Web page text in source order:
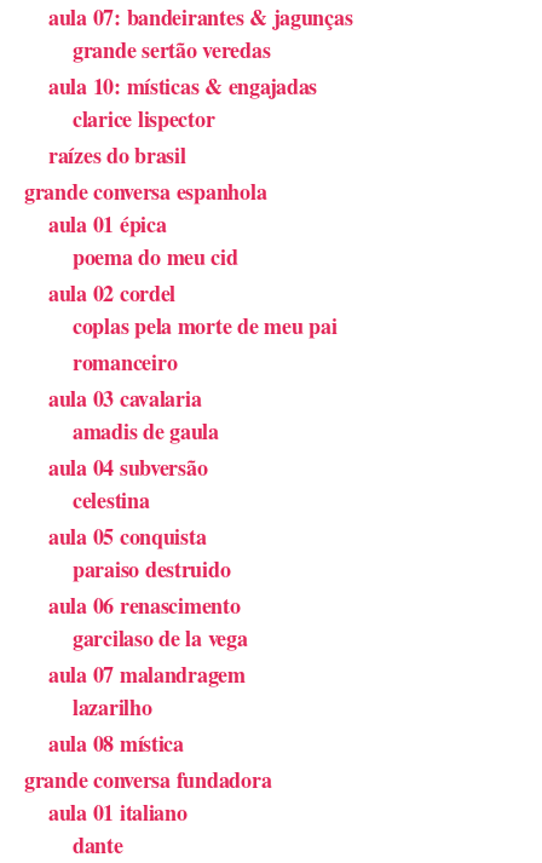
aula 07: bandeirantes & jagunças
grande sertão veredas
aula 10: místicas & engajadas
clarice lispector
raízes do brasil
grande conversa espanhola
aula 01 épica
poema do meu cid
aula 02 cordel
coplas pela morte de meu pai
romanceiro
aula 03 cavalaria
amadis de gaula
aula 04 subversão
celestina
aula 05 conquista
paraiso destruido
aula 06 renascimento
garcilaso de la vega
aula 07 malandragem
lazarilho
aula 08 mística
grande conversa fundadora
aula 01 italiano
dante